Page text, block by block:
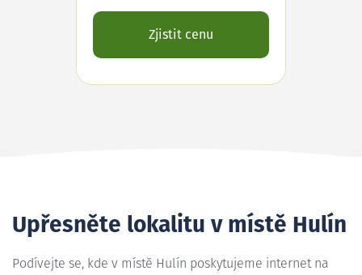
Zjistit cenu
Upřesněte lokalitu v místě Hulín
Podívejte se, kde v místě Hulín poskytujeme internet na